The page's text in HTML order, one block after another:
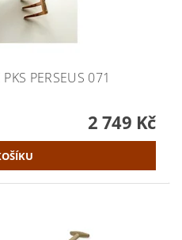
PERSEUS 071
2 749 Kč